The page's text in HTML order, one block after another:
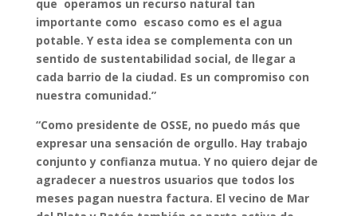
que operamos un recurso natural tan
importante como escaso como es el agua
potable. Y esta idea se complementa con un
sentido de sustentabilidad social, de llegar a
cada barrio de la ciudad. Es un compromiso con
nuestra comunidad.”
“Como presidente de OSSE, no puedo más que
expresar una sensación de orgullo. Hay trabajo
conjunto y confianza mutua. Y no quiero dejar de
agradecer a nuestros usuarios que todos los
meses pagan nuestra factura. El vecino de Mar